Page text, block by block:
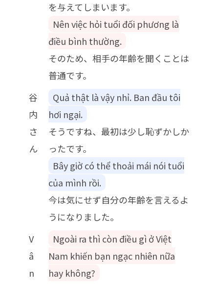
を与えてしまいます。
Nên việc hỏi tuổi đối phương là
điều bình thường.
そのため、相手の年齢を聞くことは
普通です。
谷
内
さ
ん
Quả thật là vậy nhỉ. Ban đầu tôi
hơi ngại.
そうですね、最初は少し恥ずかしか
ったです。
Bây giờ có thể thoải mái nói tuổi
của mình rồi.
今は気にせず自分の年齢を言えるよ
うになりました。
V
â
n
Ngoài ra thì còn điều gì ở Việt
Nam khiến bạn ngạc nhiên nữa
hay không?